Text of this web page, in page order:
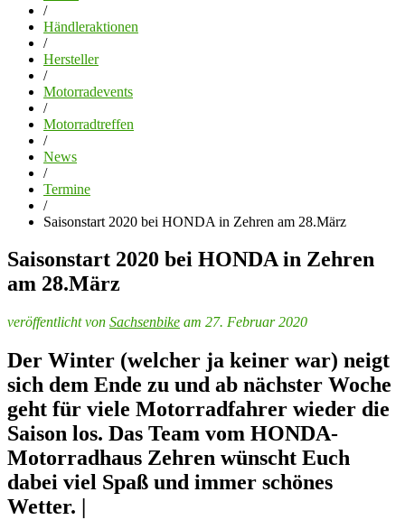
/
Händleraktionen
/
Hersteller
/
Motorradevents
/
Motorradtreffen
/
News
/
Termine
/
Saisonstart 2020 bei HONDA in Zehren am 28.März
Saisonstart 2020 bei HONDA in Zehren
am 28.März
veröffentlicht von Sachsenbike am 27. Februar 2020
Der Winter (welcher ja keiner war) neigt
sich dem Ende zu und ab nächster Woche
geht für viele Motorradfahrer wieder die
Saison los. Das Team vom HONDA-
Motorradhaus Zehren wünscht Euch
dabei viel Spaß und immer schönes
Wetter. |